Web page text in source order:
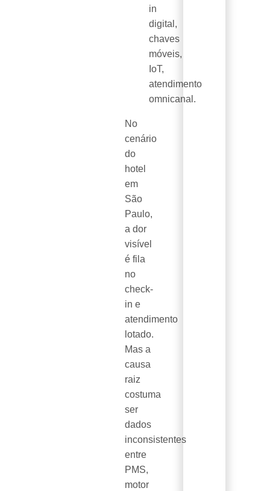
in
digital,
chaves
móveis,
IoT,
atendimento
omnicanal.
No
cenário
do
hotel
em
São
Paulo,
a dor
visível
é fila
no
check-
in e
atendimento
lotado.
Mas a
causa
raiz
costuma
ser
dados
inconsistentes
entre
PMS,
motor